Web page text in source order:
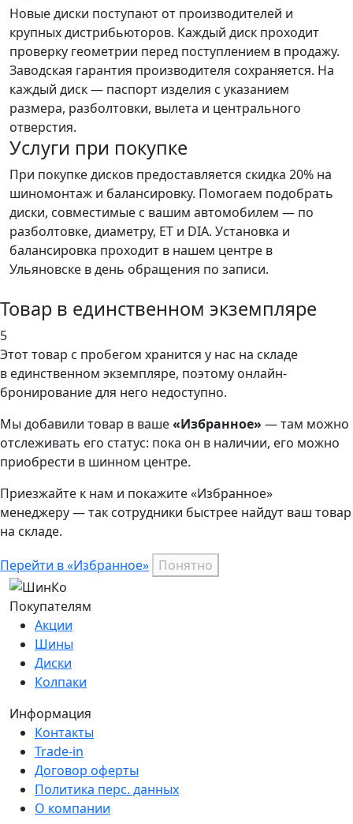
Новые диски поступают от производителей и
крупных дистрибьюторов. Каждый диск проходит
проверку геометрии перед поступлением в продажу.
Заводская гарантия производителя сохраняется. На
каждый диск — паспорт изделия с указанием
размера, разболтовки, вылета и центрального
отверстия.
Услуги при покупке
При покупке дисков предоставляется скидка 20% на
шиномонтаж и балансировку. Помогаем подобрать
диски, совместимые с вашим автомобилем — по
разболтовке, диаметру, ET и DIA. Установка и
балансировка проходит в нашем центре в
Ульяновске в день обращения по записи.
Товар в единственном экземпляре
5
Этот товар с пробегом хранится у нас на складе
в единственном экземпляре, поэтому онлайн-
бронирование для него недоступно.
Мы добавили товар в ваше«Избранное» — там можно
отслеживать его статус: пока он в наличии, его можно
приобрести в шинном центре.
Приезжайте к нам и покажите «Избранное»
менеджеру — так сотрудники быстрее найдут ваш товар
на складе.
Перейти в «Избранное» Понятно
Покупателям
Акции
Шины
Диски
Колпаки
Информация
Контакты
Trade-in
Договор оферты
Политика перс. данных
О компании